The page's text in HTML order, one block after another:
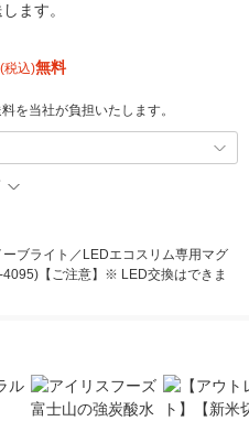
ます。
(税込)無料
を当社が負担いたします。
ブライト／LEDエコスリム専用マグ
【ご注意】※ LED交換はできま